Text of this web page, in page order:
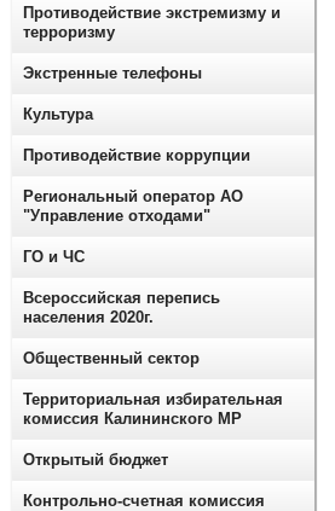
Противодействие экстремизму и
терроризму
Экстренные телефоны
Культура
Противодействие коррупции
Региональный оператор АО
"Управление отходами"
ГО и ЧС
Всероссийская перепись
населения 2020г.
Общественный сектор
Территориальная избирательная
комиссия Калининского МР
Открытый бюджет
Контрольно-счетная комиссия